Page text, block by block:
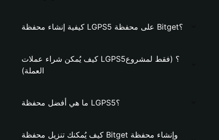
كيفية إنشاء محفظة LGPS5 على محفظة Bitget؟
كيف يُمكن شراء عملات LGPS5؟ (فقط لمشروع
العملة)
ما هي أفضل محفظة LGPS5؟
كيف يُمكنك تنزيل محفظة Bitget وإنشاء محفظة